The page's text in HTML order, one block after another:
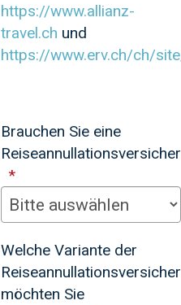
https://www.allianz-
travel.ch und
https://www.erv.ch/ch/
Brauchen Sie eine
Welche Variante der
möchten Sie